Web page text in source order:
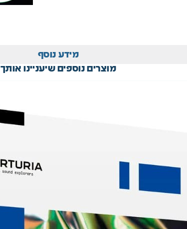
מידע נוסף
מוצרים נוספים שיעניינו אותך